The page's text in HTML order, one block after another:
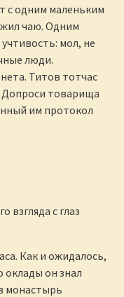
с одним маленьким
чаю. Одним
мол, не
люди.
Титов тотчас
Допроси товарища
им протокол
взгляда с глаз
Как и ожидалось,
оклады он знал
монастырь